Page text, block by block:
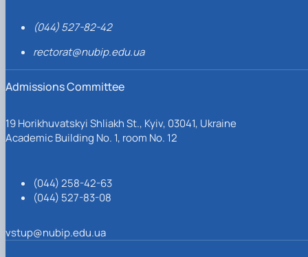
(044) 527-82-42
rectorat@nubip.edu.ua
Admissions Committee
19 Horikhuvatskyi Shliakh St., Kyiv, 03041, Ukraine
Academic Building No. 1, room No. 12
(044) 258-42-63
(044) 527-83-08
vstup@nubip.edu.ua